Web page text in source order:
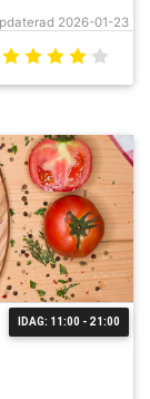
2026-01-23
IDAG: 11:00 - 21:00